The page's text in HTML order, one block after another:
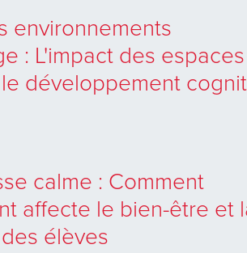
environnements
: L'impact des espaces
développement
calme : Comment
affecte le bien-être et
élèves